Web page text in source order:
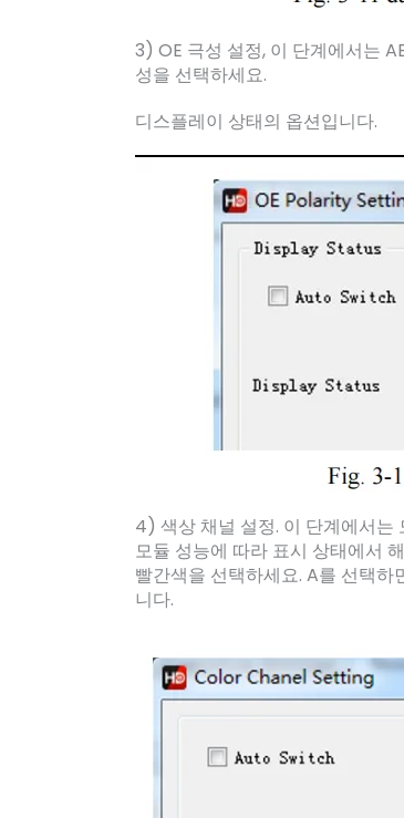
3) OE 극성 설정, 이 단계에서는
성을 선택하세요.
디스플레이 상태의 옵션입니다.
4) 색상 채널 설정. 이 단계에서는
모듈 성능에 따라 표시 상태에서
빨간색을 선택하세요. A를 선택
니다.